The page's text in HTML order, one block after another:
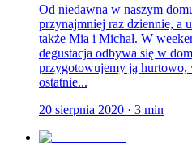
Od niedawna w naszym
przynajmniej raz dziennie, a
także Mia i Michał. W
degustacja odbywa się w
przygotowujemy ją
ostatnie...
20 sierpnia 2020 · 3 min